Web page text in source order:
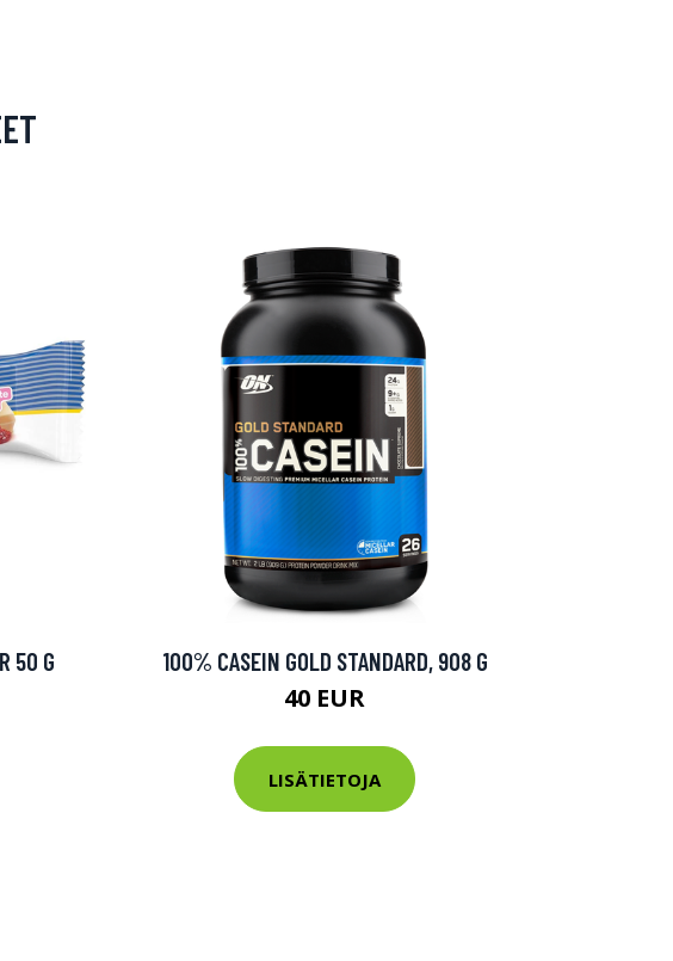
50 G
100% CASEIN GOLD STANDARD, 908 G
40 EUR
LISÄTIETOJA